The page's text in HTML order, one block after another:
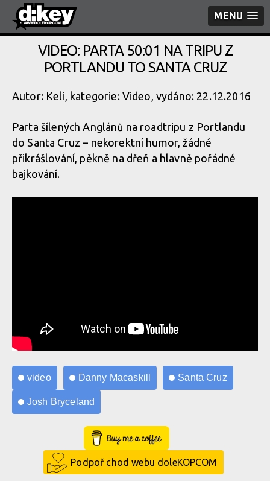
MENU
VIDEO: PARTA 50:01 NA TRIPU Z
PORTLANDU TO SANTA CRUZ
Autor: Keli, kategorie: Video, vydáno: 22.12.2016
Parta šílených Anglánů na roadtripu z Portlandu
do Santa Cruz – nekorektní humor, žádné
přikrášlování, pěkně na dřeň a hlavně pořádné
bajkování.
video Danny Macaskill Santa Cruz
Josh Bryceland
Buy Me a Coffee
Podpoř chod webu doleKOPCOM